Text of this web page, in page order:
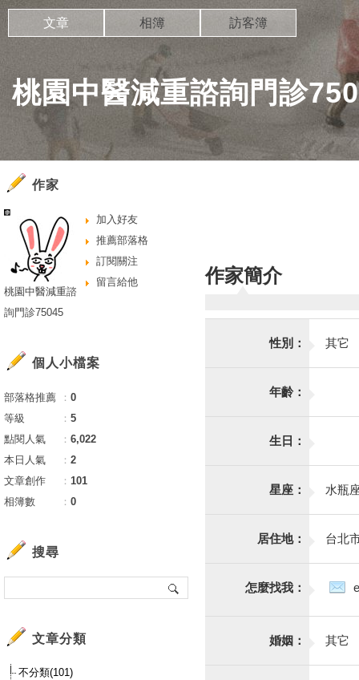
桃園中醫減重諮詢門診
文章 相簿 訪客簿
作家簡介
性別： 其它
年齡：
生日：
星座： 水瓶
居住地： 台北
怎麼找我：
婚姻： 其它
作家
加入好友
推薦部落格
訂閱關注
留言給他
桃園中醫減重諮
詢門診75045
個人小檔案
部落格推薦 ： 0
等級
： 5
點閱人氣
： 6,022
本日人氣
： 2
文章創作
： 101
相簿數
： 0
搜尋
文章分類
不分類(101)